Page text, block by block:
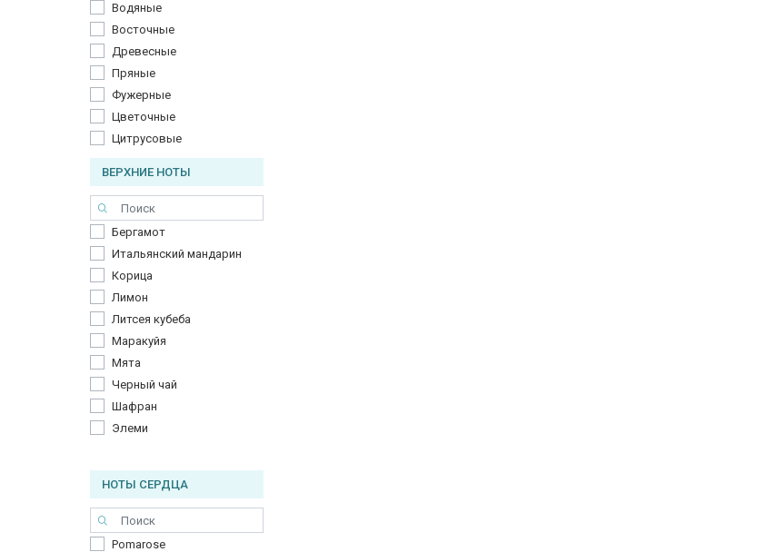
Водяные
Восточные
Древесные
Пряные
Фужерные
Цветочные
Цитрусовые
ВЕРХНИЕ НОТЫ
Бергамот
Итальянский мандарин
Корица
Лимон
Литсея кубеба
Маракуйя
Мята
Черный чай
Шафран
Элеми
НОТЫ СЕРДЦА
Pomarose